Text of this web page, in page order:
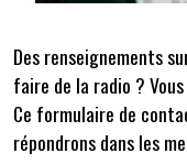
Des renseignements
faire de la radio ?
Ce formulaire de
répondrons dans les